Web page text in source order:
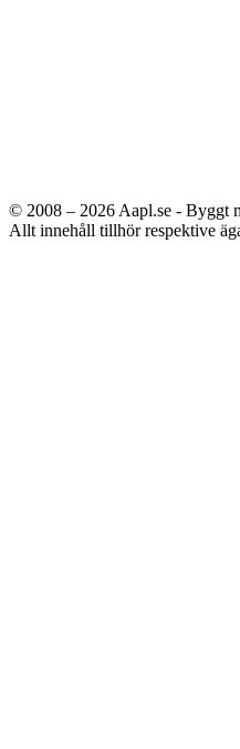
© 2008 – 2026 Aapl.se - Byggt
Allt innehåll tillhör respektive